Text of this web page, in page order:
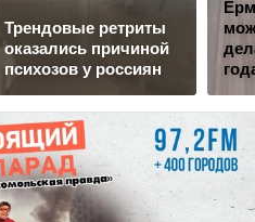
Трендовые ретриты
оказались причиной
психозов у россиян